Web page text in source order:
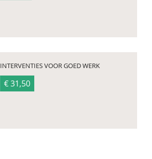
INTERVENTIES VOOR GOED WERK
€ 31,50